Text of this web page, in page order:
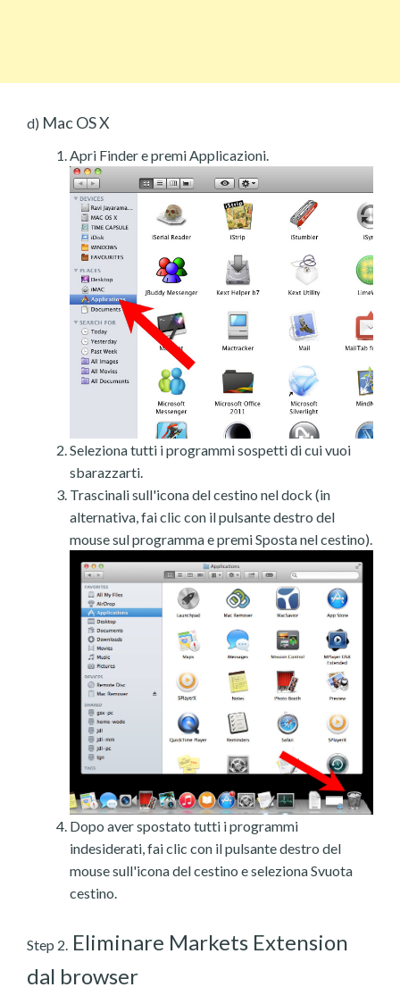
d) Mac OS X
Apri Finder e premi Applicazioni.
Seleziona tutti i programmi sospetti di cui vuoi
sbarazzarti.
Trascinali sull'icona del cestino nel dock (in
alternativa, fai clic con il pulsante destro del
mouse sul programma e premi Sposta nel cestino).
Dopo aver spostato tutti i programmi
indesiderati, fai clic con il pulsante destro del
mouse sull'icona del cestino e seleziona Svuota
cestino.
Step 2. Eliminare Markets Extension
dal browser